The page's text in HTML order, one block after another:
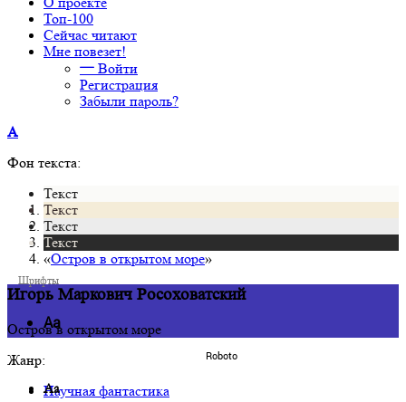
Топ-100
Сейчас читают
Мне повезет!
Войти
Регистрация
Забыли пароль?
A
Фон текста:
Текст
Текст
Текст
Текст
Шрифты
Аа
Roboto
Аа
Главная
Фантастика
Научная фантастика
«Остров в открытом море»
Игорь Маркович Росоховатский
Остров в открытом море
Жанр:
Научная фантастика